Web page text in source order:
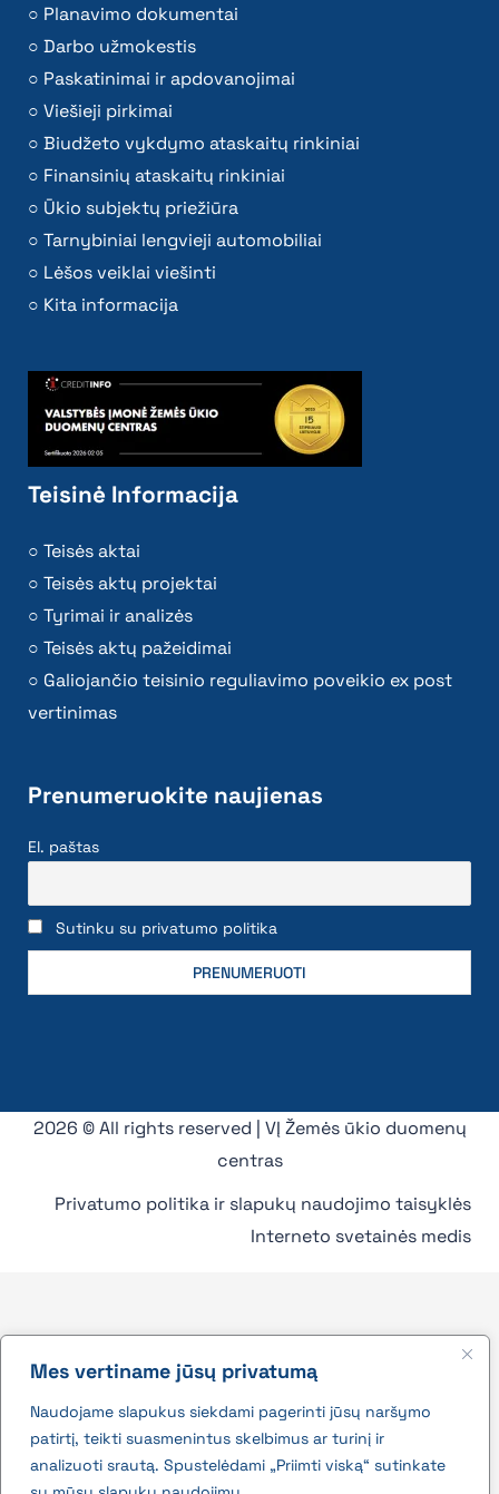
Mes vertiname jūsų privatumą
Naudojame slapukus siekdami pagerinti jūsų naršymo
patirtį, teikti suasmenintus skelbimus ar turinį ir
analizuoti srautą. Spustelėdami „Priimti viską“ sutinkate
Planavimo dokumentai
Darbo užmokestis
Paskatinimai ir apdovanojimai
Viešieji pirkimai
Biudžeto vykdymo ataskaitų rinkiniai
Finansinių ataskaitų rinkiniai
Ūkio subjektų priežiūra
Tarnybiniai lengvieji automobiliai
Lėšos veiklai viešinti
Kita informacija
Teisinė Informacija
Teisės aktai
Teisės aktų projektai
Tyrimai ir analizės
Teisės aktų pažeidimai
Galiojančio teisinio reguliavimo poveikio ex post
vertinimas
Prenumeruokite naujienas
El. paštas
Sutinku su privatumo politika
2026 © All rights reserved | VĮ Žemės ūkio duomenų
centras
Privatumo politika ir slapukų naudojimo taisyklės
Interneto svetainės medis